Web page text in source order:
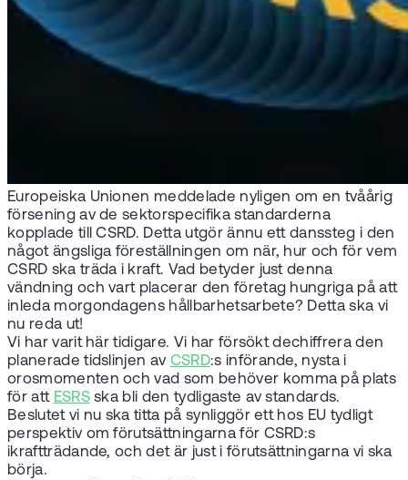
Europeiska Unionen meddelade nyligen om en tvåårig
försening av de sektorspecifika standarderna
kopplade till CSRD. Detta utgör ännu ett danssteg i den
något ängsliga föreställningen om när, hur och för vem
CSRD ska träda i kraft. Vad betyder just denna
vändning och vart placerar den företag hungriga på att
inleda morgondagens hållbarhetsarbete? Detta ska vi
nu reda ut!
Vi har varit här tidigare. Vi har försökt dechiffrera den
planerade tidslinjen av CSRD:s införande, nysta i
orosmomenten och vad som behöver komma på plats
för att ESRSska bli den tydligaste av standards.
Beslutet vi nu ska titta på synliggör ett hos EU tydligt
perspektiv om förutsättningarna för CSRD:s
ikraftträdande, och det är just i förutsättningarna vi ska
börja.